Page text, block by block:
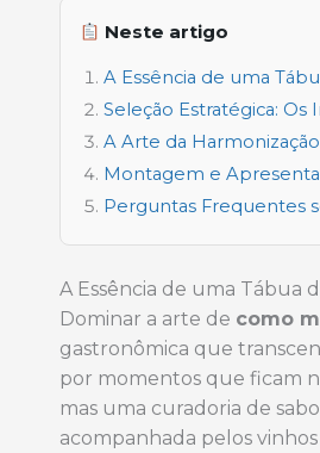
Neste artigo
A Essência de uma
Seleção Estratégica: Os
A Arte da
Montagem e
Perguntas Frequentes
A Essência de uma Tábua
Dominar a arte de como
gastronômica que
por momentos que ficam
mas uma curadoria de
acompanhada pelos